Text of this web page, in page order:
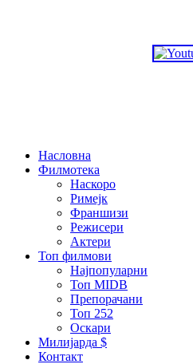
Насловна
Филмотека
Наскоро
Римејк
Франшизи
Режисери
Актери
Топ филмови
Најпопуларни
Топ MIDB
Препорачани
Топ 252
Оскари
Милијарда $
Контакт